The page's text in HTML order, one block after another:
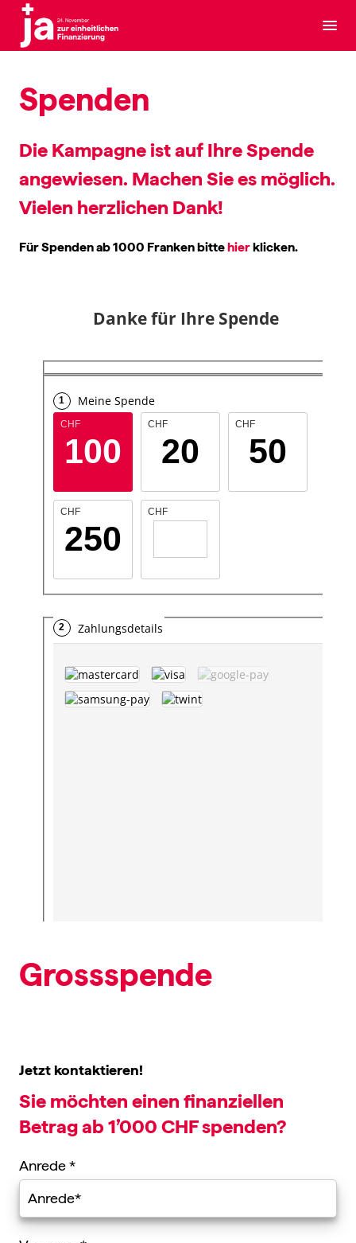
Spenden
Die Kampagne ist auf Ihre Spende
angewiesen. Machen Sie es möglich.
Vielen herzlichen Dank!
Für Spenden ab 1000 Franken bittehierklicken.
Grossspende
Jetzt kontaktieren!
Sie möchten einen finanziellen
Betrag ab 1’000 CHF spenden?
Anrede*